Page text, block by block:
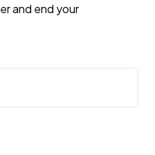
and end your